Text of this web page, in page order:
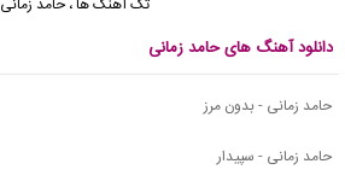
دانلود آهنگ های حامد زمانی
حامد زمانی - بدون مرز
حامد زمانی - سپیدار